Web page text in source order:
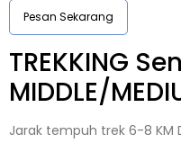
Pesan Sekarang
TREKKING
MIDDLE/
Jarak tempuh trek 6-8 KM